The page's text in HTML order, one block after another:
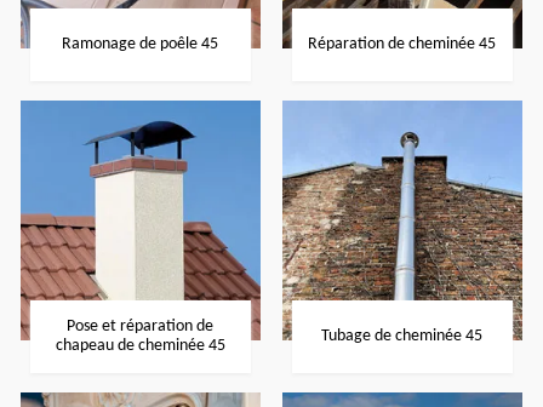
Ramonage de poêle 45 Réparation de cheminée 45
Pose et réparation de
chapeau de cheminée 45
Tubage de cheminée 45